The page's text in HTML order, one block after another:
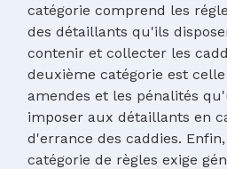
catégorie comprend les
des détaillants qu'ils
contenir et collecter les
deuxième catégorie est
amendes et les pénalités
imposer aux détaillants en
d'errance des caddies.
catégorie de règles exige